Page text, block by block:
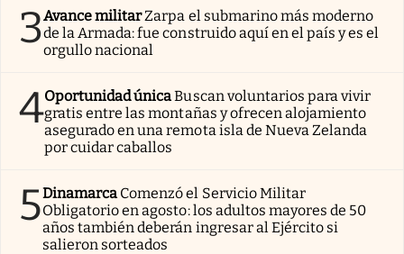
3Avance militarZarpa el submarino más moderno
de la Armada: fue construido aquí en el país y es el
orgullo nacional
4Oportunidad únicaBuscan voluntarios para vivir
gratis entre las montañas y ofrecen alojamiento
asegurado en una remota isla de Nueva Zelanda
por cuidar caballos
5Dinamarca Comenzó el Servicio Militar
Obligatorio en agosto: los adultos mayores de 50
años también deberán ingresar al Ejército si
salieron sorteados